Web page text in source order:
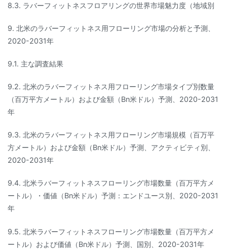
8.3. ラバーフィットネスフロアリングの世界市場魅力度（地域別
9. 北米のラバーフィットネス用フローリング市場の分析と予測、
2020-2031年
9.1. 主な調査結果
9.2. 北米のラバーフィットネス用フローリング市場タイプ別数量
（百万平方メートル）および金額（Bn米ドル）予測、2020-2031
年
9.3. 北米のラバーフィットネス用フローリング市場規模（百万平
方メートル）および金額（Bn米ドル）予測、アクティビティ別、
2020-2031年
9.4. 北米ラバーフィットネスフローリング市場数量（百万平方メ
ートル）・価値（Bn米ドル）予測：エンドユース別、2020-2031
年
9.5. 北米ラバーフィットネスフローリング市場数量（百万平方メ
ートル）および価値（Bn米ドル）予測、国別、2020-2031年